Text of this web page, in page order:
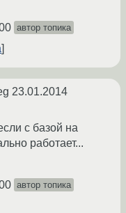
автор топика
23.01.2014
с базой на
работает...
автор топика